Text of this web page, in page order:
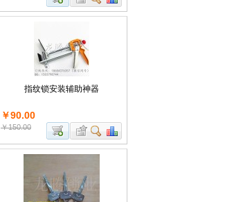
指纹锁安装辅助神器
￥90.00
￥150.00